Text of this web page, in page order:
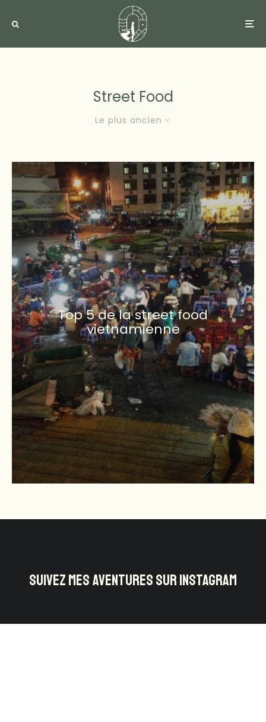
Street Food
Le plus ancien
Top 5 de la street food
vietnamienne
SUIVEZ MES AVENTURES SUR INSTAGRAM